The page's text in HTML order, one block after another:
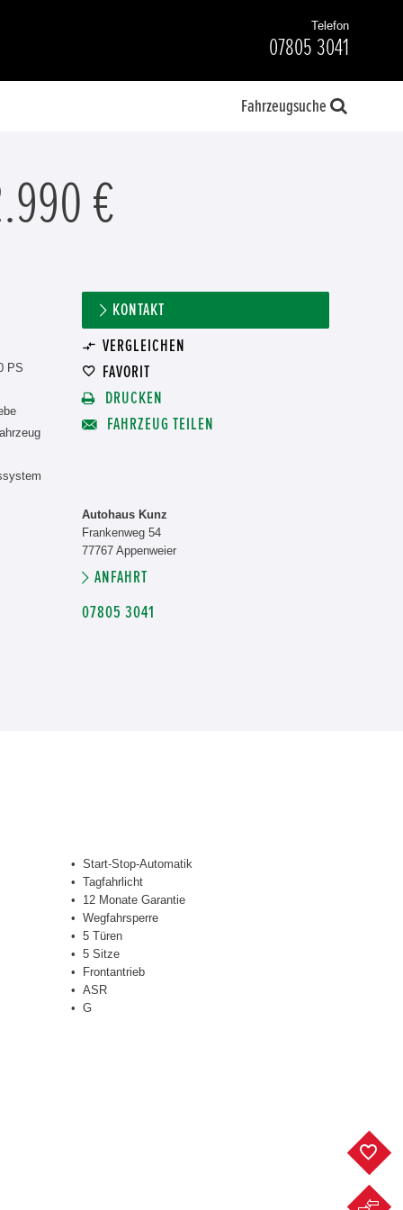
Telefon
07805 3041
Fahrzeugsuche
€
PS
KONTAKT
VERGLEICHEN
FAVORIT
DRUCKEN
FAHRZEUG TEILEN
Autohaus Kunz
Frankenweg 54
77767 Appenweier
ANFAHRT
07805 3041
Start-Stop-Automatik
Tagfahrlicht
12 Monate Garantie
Wegfahrsperre
5 Türen
5 Sitze
Frontantrieb
ASR
G